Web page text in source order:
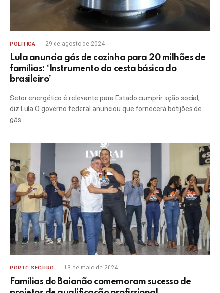
POLÍTICA 29 de agosto de 2024
Lula anuncia gás de cozinha para 20 milhões de
famílias: ‘Instrumento da cesta básica do
brasileiro’
Setor energético é relevante para Estado cumprir ação social,
diz Lula O governo federal anunciou que fornecerá botijões de
gás…
PORTO SEGURO 13 de maio de 2024
Famílias do Baianão comemoram sucesso de